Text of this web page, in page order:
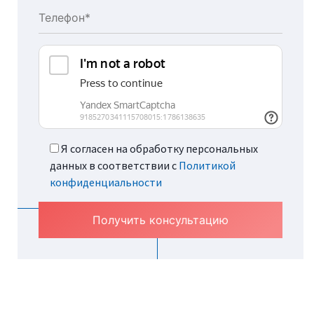
Я согласен на обработку персональных
данных в соответствии с Политикой
конфиденциальности